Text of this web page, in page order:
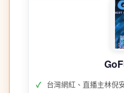
台灣網紅、直播主林倪